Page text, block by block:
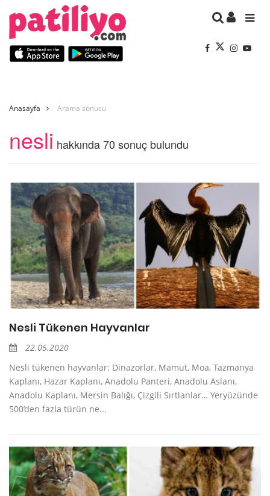
Anasayfa Arama sonucu
nesli hakkında 70 sonuç bulundu
Nesli Tükenen Hayvanlar
22.05.2020
Nesli tükenen hayvanlar: Dinazorlar, Mamut, Moa, Tazmanya
Kaplanı, Hazar Kaplanı, Anadolu Panteri, Anadolu Aslanı,
Anadolu Kaplanı, Mersin Balığı, Çizgili Sırtlanlar… Yeryüzünde
500’den fazla türün ne...